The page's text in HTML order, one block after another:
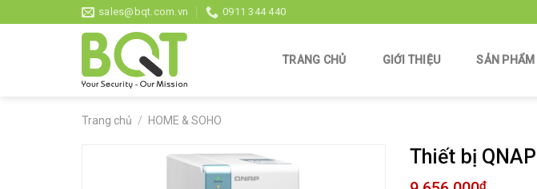
to
sales@bqt.com.vn 0911 344 440
TRANG CHỦ GIỚI THIỆU SẢN PHẨM
Trang chủ / HOME & SOHO
Thiết bị
₫